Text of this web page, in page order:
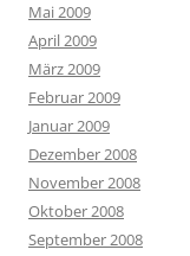
Mai 2009
April 2009
März 2009
Februar 2009
Januar 2009
Dezember 2008
November 2008
Oktober 2008
September 2008